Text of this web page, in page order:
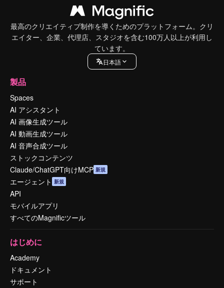
最高のクリエイティブ制作を導くためのプラットフォーム。クリ
エイター、企業、代理店、スタジオを含む100万人以上が利用し
ています。
日本語
製品
Spaces
AI アシスタント
AI 画像生成ツール
AI 動画生成ツール
AI 音声合成ツール
ストックコンテンツ
Claude/ChatGPT向けMCP 新規
エージェント 新規
API
モバイルアプリ
すべてのMagnificツール
はじめに
Academy
ドキュメント
サポート